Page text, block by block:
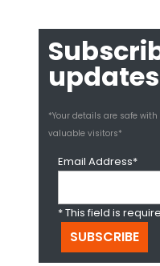
*Your details are safe
valuable visitors*
Email Address*
* This field is